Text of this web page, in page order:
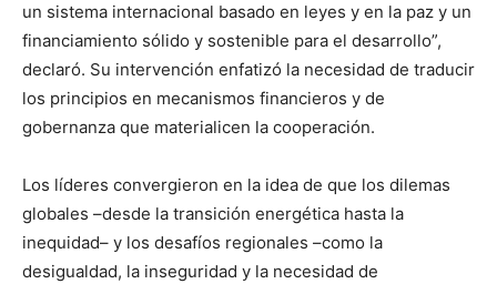
un sistema internacional basado en leyes y en la paz y un
financiamiento sólido y sostenible para el desarrollo”,
declaró. Su intervención enfatizó la necesidad de traducir
los principios en mecanismos financieros y de
gobernanza que materialicen la cooperación.
Los líderes convergieron en la idea de que los dilemas
globales –desde la transición energética hasta la
inequidad– y los desafíos regionales –como la
desigualdad, la inseguridad y la necesidad de